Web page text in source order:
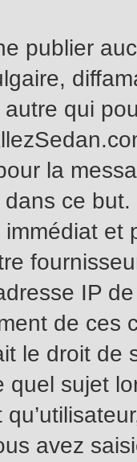
publier
qui
la
ce
et
IP
de
le droit de
quel sujet
avez